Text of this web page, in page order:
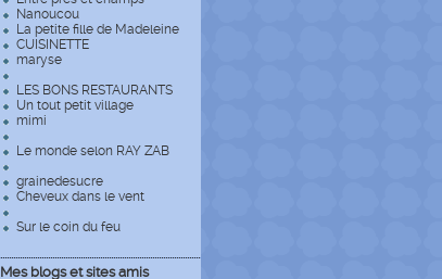
Nanoucou
La petite fille de Madeleine
CUISINETTE
maryse
LES BONS RESTAURANTS
Un tout petit village
mimi
Le monde selon RAY ZAB
grainedesucre
Cheveux dans le vent
Sur le coin du feu
Mes blogs et sites amis